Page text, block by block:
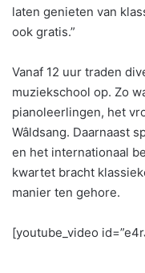
laten genieten van
ook gratis.”
Vanaf 12 uur traden
muziekschool op. Zo
pianoleerlingen, het
Wâldsang. Daarnaast
en het internationaal
kwartet bracht
manier ten gehore.
[youtube_video